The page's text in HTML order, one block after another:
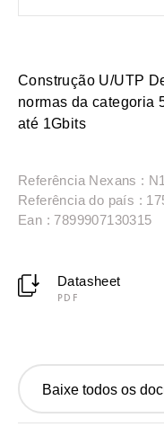
Construção U/UTP
normas da categoria
até 1Gbits
Referência Nexans :
Referência do país :
Ean : 7899907130315
Datasheet
PDF
Baixe todos os